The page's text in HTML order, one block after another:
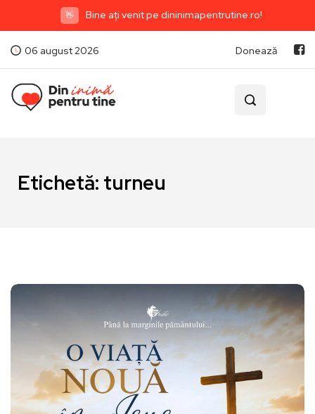
👋 Bine ați venit pe dininimapentrutine.ro!
06 august 2026 Donează
Etichetă: turneu